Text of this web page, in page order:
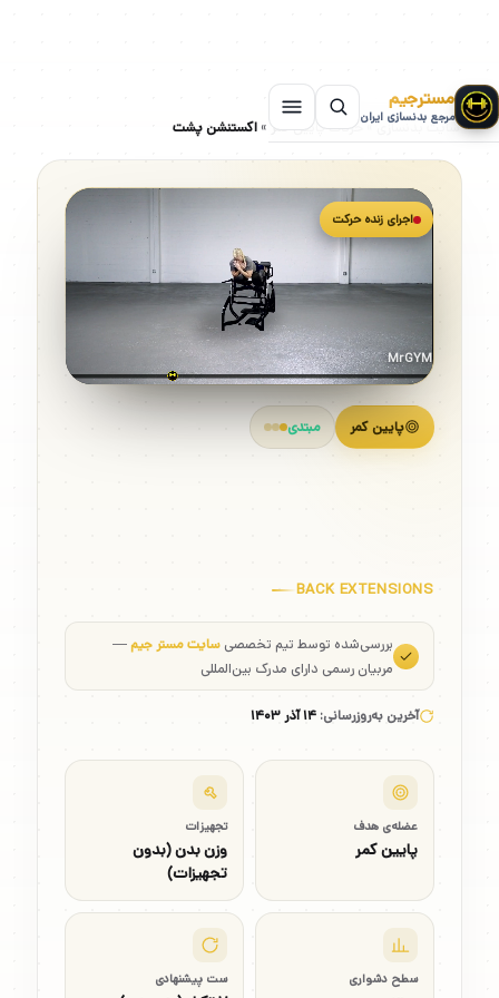
مسترجیم
مرجع بدنسازی ایران
سایت بدنسازی»حرکات پایین کمر»اکستنشن پشت
پایین کمر مبتدی
BACK EXTENSIONS
بررسی‌شده توسط تیم تخصصیسایت مستر جیم—
مربیان رسمی دارای مدرک بین‌المللی
آخرین به‌روزرسانی:۱۴ آذر ۱۴۰۳
عضله‌ی هدف
پایین کمر
تجهیزات
وزن بدن (بدون
تجهیزات)
سطح دشواری ست پیشنهادی
اجرای زنده حرکت
MrGYM